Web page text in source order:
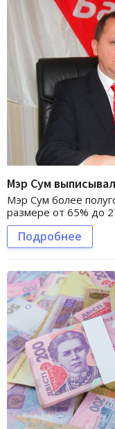
Мэр Сум
Мэр Сум более
размере от 65% до
Подробнее